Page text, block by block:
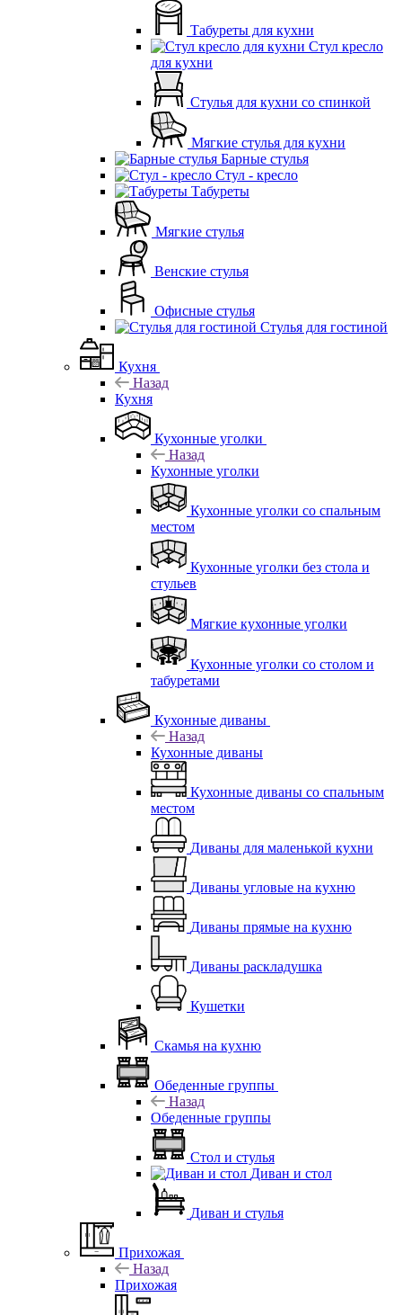
Табуреты для кухни
Стул кресло
для кухни
Стулья для кухни со спинкой
Мягкие стулья для кухни
Барные стулья
Стул - кресло
Табуреты
Мягкие стулья
Венские стулья
Офисные стулья
Стулья для гостиной
Кухня
Назад
Кухня
Кухонные уголки
Назад
Кухонные уголки
Кухонные уголки со спальным
местом
Кухонные уголки без стола и
стульев
Мягкие кухонные уголки
Кухонные уголки со столом и
табуретами
Кухонные диваны
Назад
Кухонные диваны
Кухонные диваны со спальным
местом
Диваны для маленькой кухни
Диваны угловые на кухню
Диваны прямые на кухню
Диваны раскладушка
Кушетки
Скамья на кухню
Обеденные группы
Назад
Обеденные группы
Стол и стулья
Диван и стол
Диван и стулья
Прихожая
Назад
Прихожая